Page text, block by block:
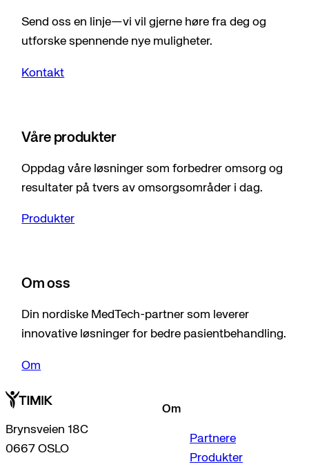
Send oss en linje—vi vil gjerne høre fra deg og
utforske spennende nye muligheter.
Kontakt
Våre produkter
Oppdag våre løsninger som forbedrer omsorg og
resultater på tvers av omsorgsområder i dag.
Produkter
Om oss
Din nordiske MedTech-partner som leverer
innovative løsninger for bedre pasientbehandling.
Om
Brynsveien 18C
0667 OSLO
Om
Partnere
Produkter